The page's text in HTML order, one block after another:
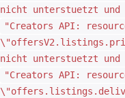
nicht unterstuetzt und
"Creators API:
nicht unterstuetzt und
"Creators API: